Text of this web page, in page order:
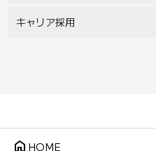
キャリア採用
home HOME